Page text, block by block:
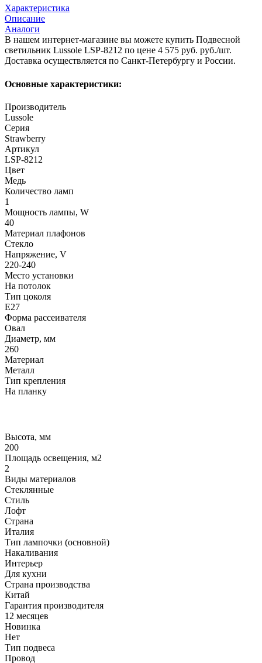
Характеристика
Описание
Аналоги
В нашем интернет-магазине вы можете купить Подвесной
светильник Lussole LSP-8212 по цене 4 575 руб. руб./шт.
Доставка осуществляется по Санкт-Петербургу и России.
Основные характеристики:
Производитель
Lussole
Серия
Strawberry
Артикул
LSP-8212
Цвет
Медь
Количество ламп
1
Мощность лампы, W
40
Материал плафонов
Стекло
Напряжение, V
220-240
Место установки
На потолок
Тип цоколя
E27
Форма рассеивателя
Овал
Диаметр, мм
260
Материал
Металл
Тип крепления
На планку
Высота, мм
200
Площадь освещения, м2
2
Виды материалов
Стеклянные
Стиль
Лофт
Страна
Италия
Тип лампочки (основной)
Накаливания
Интерьер
Для кухни
Страна производства
Китай
Гарантия производителя
12 месяцев
Новинка
Нет
Тип подвеса
Провод